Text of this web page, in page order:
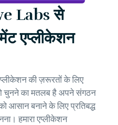
Labs से
एप्लीकेशन
की ज़रूरतों के लिए
का मतलब है अपने संगठन
आसान बनाने के लिए प्रतिबद्ध
हमारा एप्लीकेशन